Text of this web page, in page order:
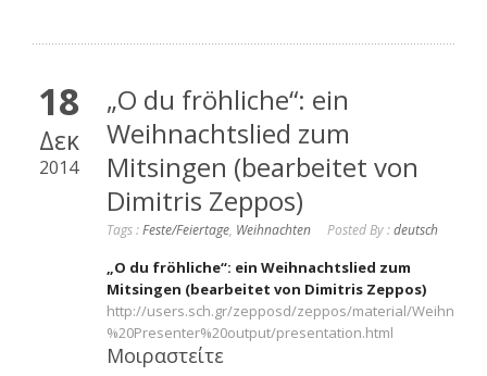
18
Δεκ
2014
„O du fröhliche“: ein
Weihnachtslied zum
Mitsingen (bearbeitet von
Dimitris Zeppos)
Tags :Feste/Feiertage, Weihnachten Posted By :deutsch
„O du fröhliche“: ein Weihnachtslied zum
Mitsingen (bearbeitet von Dimitris Zeppos)
http://users.sch.gr/zepposd/zeppos/material/
%20Presenter%20output/presentation.html
Μοιραστείτε